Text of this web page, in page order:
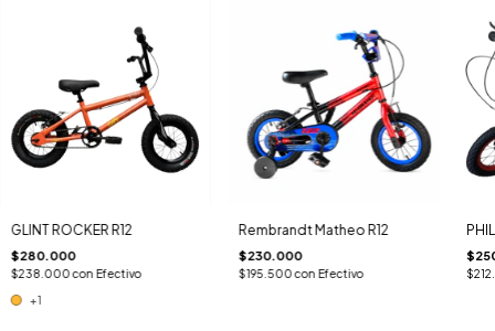
GLINT ROCKER R12
$280.000
$238.000con Efectivo
+1
Rembrandt Matheo R12
$230.000
$195.500con Efectivo